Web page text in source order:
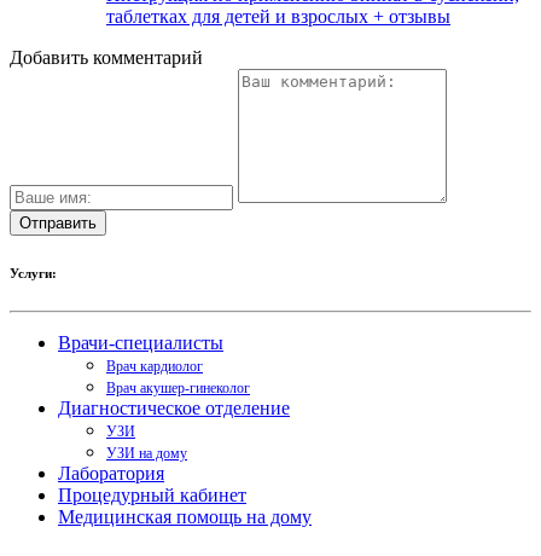
таблетках для детей и взрослых + отзывы
Добавить комментарий
Услуги:
Врачи-специалисты
Врач кардиолог
Врач акушер-гинеколог
Диагностическое отделение
УЗИ
УЗИ на дому
Лаборатория
Процедурный кабинет
Медицинская помощь на дому